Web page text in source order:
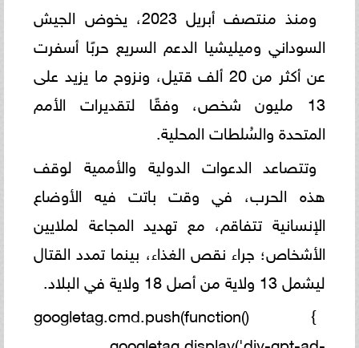
ومنذ منتصف أبريل 2023، يخوض الجيش
السوداني وميليشيا الدعم السريع حربًا أسفرت
عن أكثر من 20 ألف قتيل، ونزوح ما يزيد على
13 مليون شخص، وفقًا لتقديرات الأمم
المتحدة والسُلطات المحلية.
وتتصاعد الدعوات الدولية والأممية لوقف
هذه الحرب، في وقت باتت فيه الأوضاع
الإنسانية تتفاقم، مع تهديد المجاعة لملايين
الأشخاص؛ جراء نقص الغذاء، بينما تمدد القتال
ليشمل 13 ولاية من أصل 18 ولاية في البلاد.
googletag.cmd.push(function() {
googletag.display('div-gpt-ad-